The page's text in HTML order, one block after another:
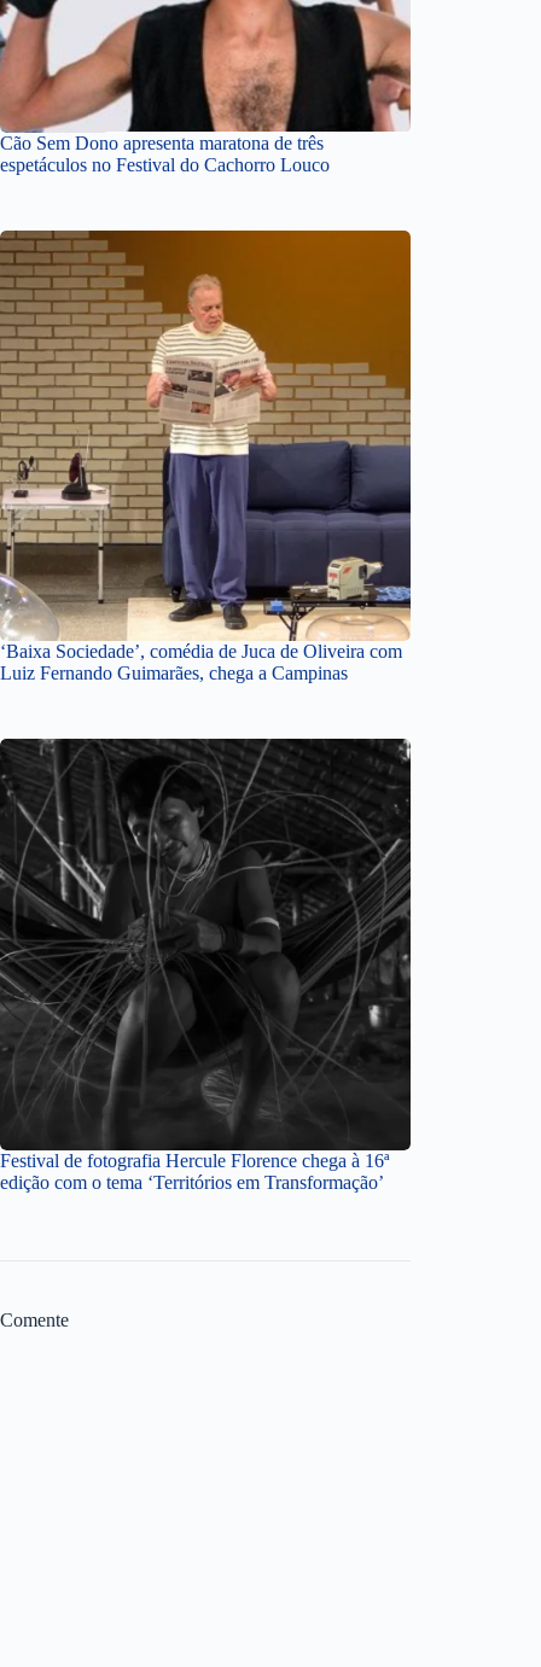
Cão Sem Dono apresenta maratona de três
espetáculos no Festival do Cachorro Louco
‘Baixa Sociedade’, comédia de Juca de Oliveira com
Luiz Fernando Guimarães, chega a Campinas
Festival de fotografia Hercule Florence chega à 16ª
edição com o tema ‘Territórios em Transformação’
Comente